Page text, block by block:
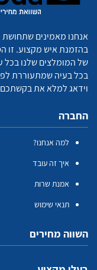
אנחנו מאמינים שתחושת
בהזמנת איש מקצוע. זו
של המומלצים שלנו בכל
בכל בעיה שמתעוררת
וידאג למלא את
החברה
למה אנחנו?
איך זה עובד
אמנת שרות
תנאי שימוש
השווה מחירים